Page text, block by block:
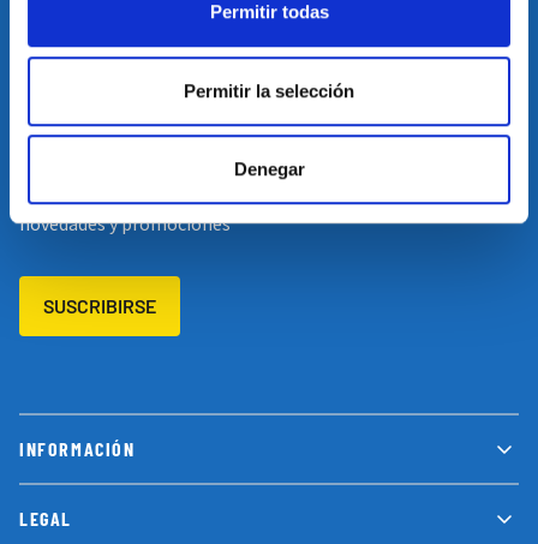
Permitir todas
Permitir la selección
Denegar
INFORMACIÓN
LEGAL
Restablecer el idioma Volver arriba
SUSCRÍBETE A NUESTRA NEWSLETTER
novedades y promociones
SUSCRIBIRSE